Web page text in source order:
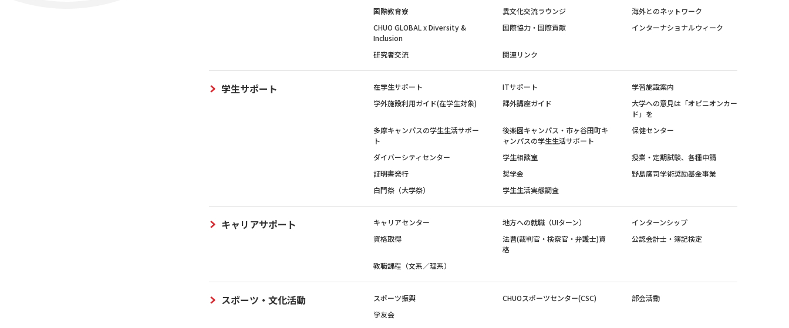
国際教育寮 異文化交流ラウンジ
海外とのネットワーク
CHUO GLOBAL x Diversity &
Inclusion
国際協力・国際貢献 インターナショナルウィーク
研究者交流 関連リンク
学生サポート 在学生サポート ITサポート
学習施設案内
学外施設利用ガイド(在学生対象)
課外講座ガイド
大学への意見は「オピニオンカー
ド」を
多摩キャンパスの学生生活サポー
ト
後楽園キャンパス・市ヶ谷田町キ
ャンパスの学生生活サポート
保健センター
ダイバーシティセンター 学生相談室
授業・定期試験、各種申請
証明書発行
奨学金
野島廣司学術奨励基金事業
白門祭（大学祭）
学生生活実態調査
キャリアサポート キャリアセンター 地方への就職（UIターン）
インターンシップ
資格取得
法曹(裁判官・検察官・弁護士)資
格
公認会計士・簿記検定
教職課程（文系／理系）
スポーツ・文化活動 スポーツ振興 CHUOスポーツセンター(CSC)
部会活動
学友会